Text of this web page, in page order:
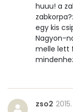
huuu! a
egy kis
Nagyon-
melle lett
zso2